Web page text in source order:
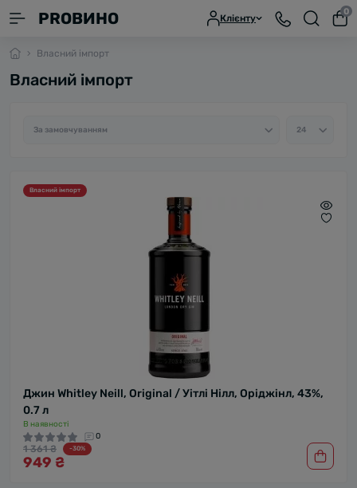
PROВИНО Клієнту
0
Власний імпорт
Власний імпорт
Власний імпорт
Джин Whitley Neill, Original / Уітлі Нілл, Оріджінл, 43%,
0.7 л
В наявності
0
1 361 ₴ -30%
949 ₴